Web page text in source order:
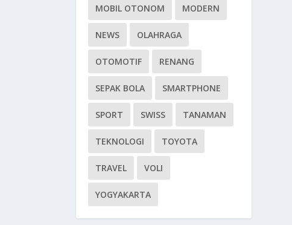
MOBIL OTONOM MODERN
NEWS OLAHRAGA
OTOMOTIF RENANG
SEPAK BOLA SMARTPHONE
SPORT SWISS TANAMAN
TEKNOLOGI TOYOTA
TRAVEL VOLI
YOGYAKARTA